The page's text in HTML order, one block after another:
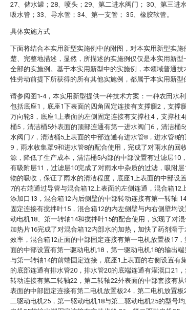
27、储水罐；28、喷头；29、第二进水阀门； 30、第三进
吸水管；33、导水管；34、第一支管； 35、橡胶软管。
具体实施方式
下面将结合本实用新型实施例中的附图，对本实用新型实
楚、完整地描述，显然，所描述的实施例仅仅是本实用新型
全部的实施例。基于本实用新型中的实施例，本领域普通技
性劳动前提下所获得的所有其他实施例，都属于本实用新型
请参阅图1-4，本实用新型提供一种技术方案：一种农田水
包括底座1，底座1下表面的四角固定连接有支撑腿2，支撑
万向轮3，底座1上表面的左侧固定连接有支撑柱4，支撑柱
桶5，清洁桶5外表面的顶部连通有第一进水阀门6，清洁桶
水阀门7，清洁桶5上表面的中部连通有进水管8，进水管8
9，雨水收集罩9和进水管8的配合使用，完成了对雨水的回
源，降低了生产成本，清洁桶5内部的中部设置有过滤层10
有吸附层11，过滤层10完成了对雨水中杂质的过滤，吸附
物的吸收，保证了雨水的清洁程度，底座1上表面的中部设
7的右端通过导管与混合箱12上表面的左侧连通，混合箱12
添加口13，混合箱12内后侧壁的中部转动连接有第一转轴
固定连接有搅拌叶15，混合箱12的内左侧壁与内右侧壁均
动电机18、第一转轴14和搅拌叶15的配合使用，实现了对混
加热片16完成了对混合箱12内部水的加热，加快了药剂溶
效率，混合箱12正面的中部固定连接有第一电机放置板17
面的中部设置有第一驱动电机18，第一驱动电机18的输出
与第一转轴14的前端固定连接，底座1上表面的右侧设置有
的底部连通有排水管20，排水管20的底端连通有灌溉口21
转动连接有第二转轴22，第二转轴22外表面的中部套接有
表面的中部固定连接有第二电机放置板24，第二电机放置
二驱动电机25，第一驱动电机18与第二驱动电机25的型号